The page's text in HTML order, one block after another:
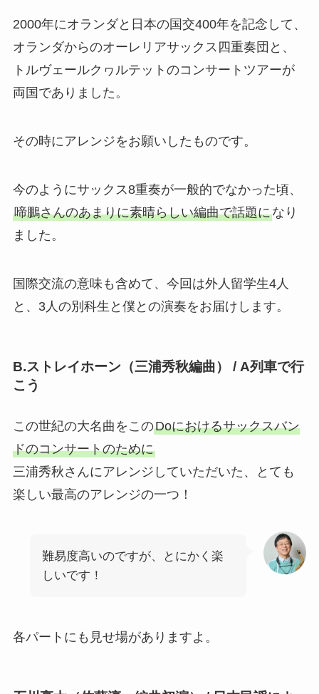
2000年にオランダと日本の国交400年を記念して、
オランダからのオーレリアサックス四重奏団と、
トルヴェールクヮルテットのコンサートツアーが
両国でありました。
その時にアレンジをお願いしたものです。
今のようにサックス8重奏が一般的でなかった頃、
啼鵬さんのあまりに素晴らしい編曲で話題になり
ました。
国際交流の意味も含めて、今回は外人留学生4人
と、3人の別科生と僕との演奏をお届けします。
B.ストレイホーン（三浦秀秋編曲） / A列車で行
こう
この世紀の大名曲をこのDoにおけるサックスバン
ドのコンサートのために
三浦秀秋さんにアレンジしていただいた、とても
楽しい最高のアレンジの一つ！
難易度高いのですが、とにかく楽
しいです！
各パートにも見せ場がありますよ。